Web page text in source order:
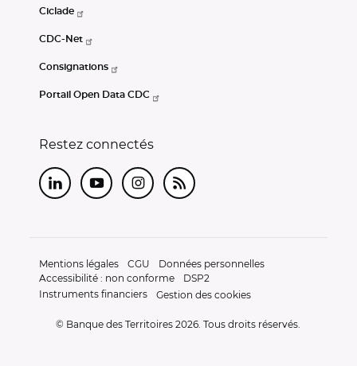
Ciclade
CDC-Net
Consignations
Portail Open Data CDC
Restez connectés
LinkedInYoutubeInstagram
RSS
Mentions légales CGU
Données personnelles
Accessibilité : non conforme
DSP2
Instruments financiers
Gestion des cookies
© Banque des Territoires 2026. Tous droits réservés.